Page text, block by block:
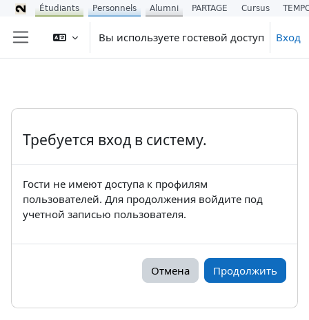
Перейти к основному содержанию
Боковая панель
Вы используете гостевой доступ Вход
Требуется вход в систему.
Гости не имеют доступа к профилям
пользователей. Для продолжения войдите под
учетной записью пользователя.
Отмена Продолжить
Étudiants Personnels Alumni PARTAGE Cursus